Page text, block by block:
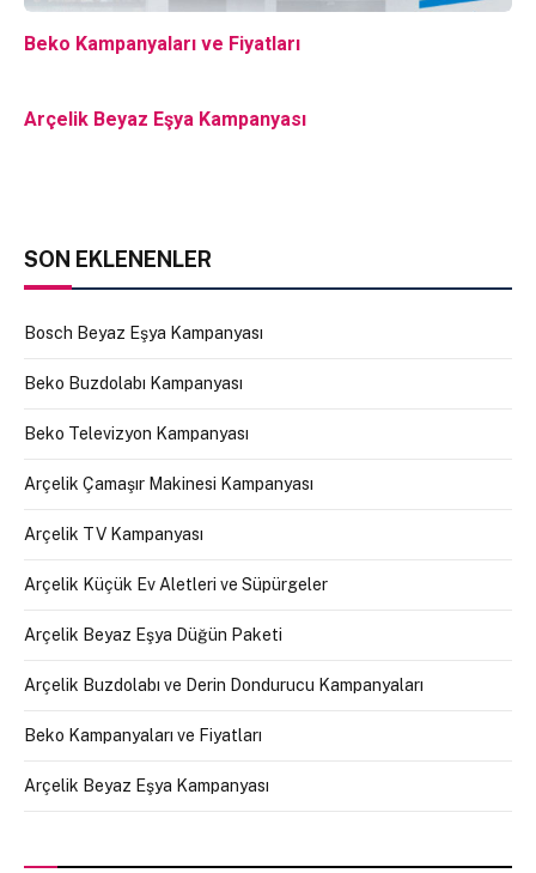
Beko Kampanyaları ve Fiyatları
Arçelik Beyaz Eşya Kampanyası
SON EKLENENLER
Bosch Beyaz Eşya Kampanyası
Beko Buzdolabı Kampanyası
Beko Televizyon Kampanyası
Arçelik Çamaşır Makinesi Kampanyası
Arçelik TV Kampanyası
Arçelik Küçük Ev Aletleri ve Süpürgeler
Arçelik Beyaz Eşya Düğün Paketi
Arçelik Buzdolabı ve Derin Dondurucu Kampanyaları
Beko Kampanyaları ve Fiyatları
Arçelik Beyaz Eşya Kampanyası